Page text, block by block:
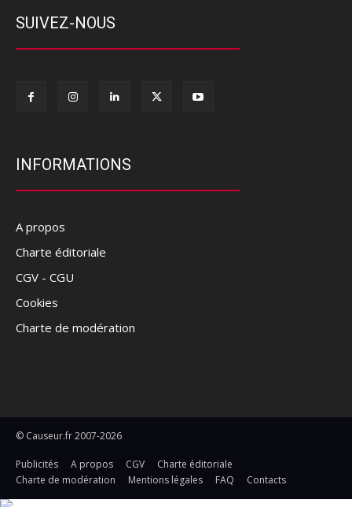
SUIVEZ-NOUS
INFORMATIONS
A propos
Charte éditoriale
CGV - CGU
Cookies
Charte de modération
© Causeur.fr 2007-2026
Publicités A propos CGV
Charte éditoriale
Charte de modération
Mentions légales FAQ Contacts